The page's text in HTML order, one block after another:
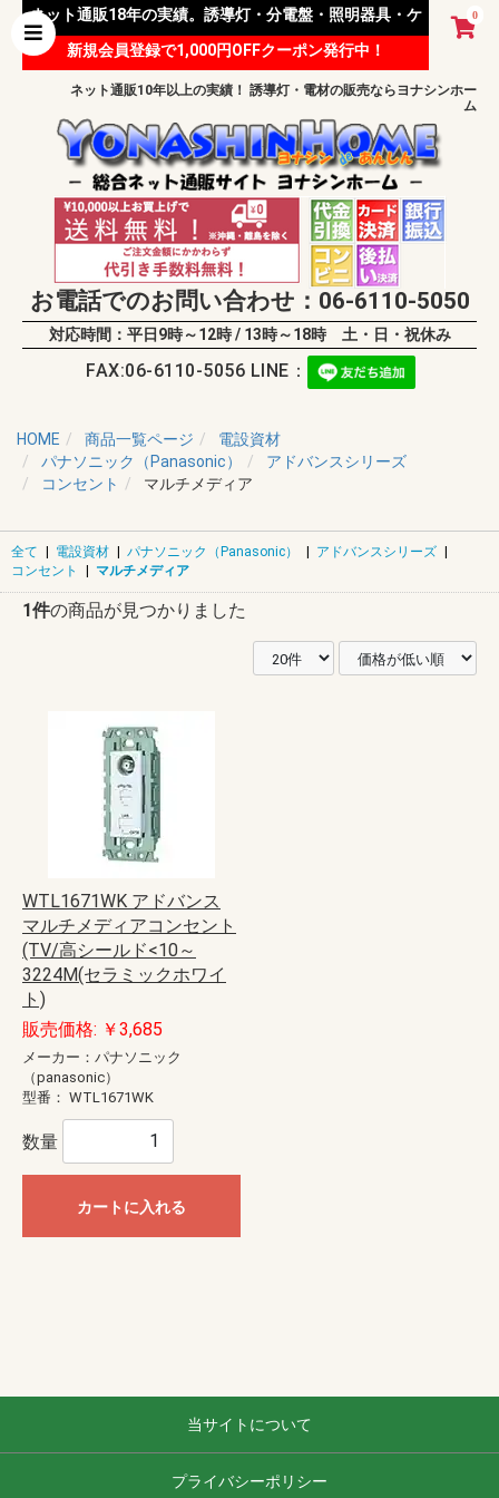
0
ネット通販18年の実績。誘導灯・分電盤・照明器具・ケ
ーブル等 様々な資材を取り扱っています。
新規会員登録で1,000円OFFクーポン発行中！
ネット通販10年以上の実績！ 誘導灯・電材の販売ならヨナシンホー
ム
お電話でのお問い合わせ：06-6110-5050
対応時間：平日9時～12時 / 13時～18時 土・日・祝休み
FAX:06-6110-5056 LINE：
HOME 商品一覧ページ
電設資材
パナソニック（Panasonic）
アドバンスシリーズ
コンセント
マルチメディア
全て | 電設資材 | パナソニック（Panasonic） | アドバンスシリーズ |
コンセント
| マルチメディア
1件の商品が見つかりました
WTL1671WK アドバンス
マルチメディアコンセント
(TV/高シールド<10～
3224M(セラミックホワイ
ト)
販売価格: ￥3,685
メーカー：パナソニック
（panasonic）
型番： WTL1671WK
数量
カートに入れる
当サイトについて
プライバシーポリシー